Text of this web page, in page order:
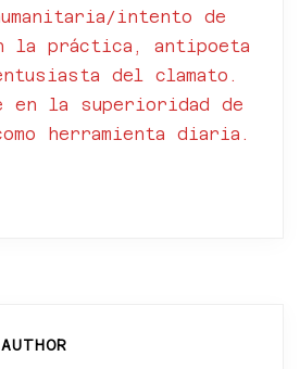
intento de
la práctica, antipoeta
del clamato.
en la superioridad de
herramienta diaria.